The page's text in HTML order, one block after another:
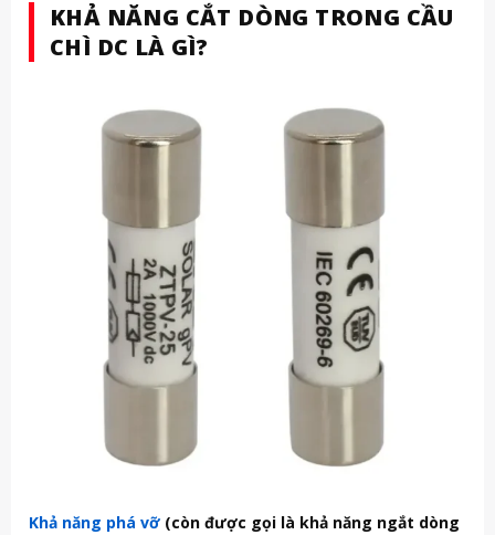
KHẢ NĂNG CẮT DÒNG TRONG CẦU
CHÌ DC LÀ GÌ?
Khả năng phá vỡ (còn được gọi là khả năng ngắt dòng